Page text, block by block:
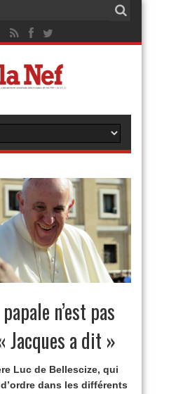
n’est pas
Jacques a dit »
Luc de Bellescize, qui
dans les différents